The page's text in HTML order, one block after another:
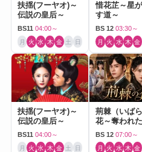
扶揺(フーヤオ)～
伝説の皇后～
BS11 04:00～
月 火 水 木 金 土 日
惜花芷～星
す道～
BS 12 03:30～
月 火 水 木 金
扶揺(フーヤオ)～
伝説の皇后～
BS11 04:00～
月 火 水 木 金 土 日
荊棘（いば
花～奪われ
（中国ドラマ
BS 12 07:00～
月 火 水 木 金